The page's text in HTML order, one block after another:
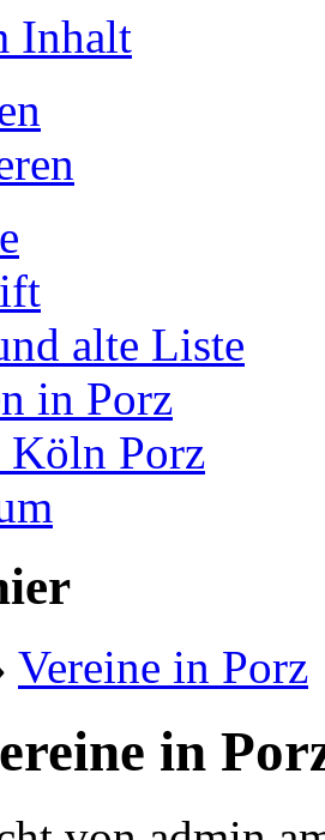
Inhalt
alte Liste
in Porz
Köln Porz
Vereine in Porz
in